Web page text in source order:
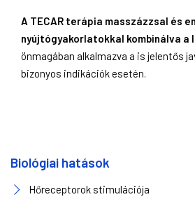
A TECAR terápia masszázzsal és
nyújtógyakorlatokkal kombinálva a
önmagában alkalmazva a is jelentős
bizonyos indikációk esetén.
Biológiai hatások
Hőreceptorok stimulációja